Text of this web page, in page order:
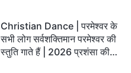
Christian Dance | परमेश्वर के
सभी लोग सर्वशक्तिमान परमेश्वर की
स्तुति गाते हैं | 2026 प्रशंसा की